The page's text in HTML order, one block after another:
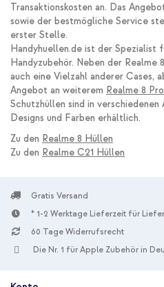
Transaktionskosten an. Das
sowie der bestmögliche Service
erster Stelle.
Handyhuellen.de ist der Spezialist
Handyzubehör. Neben der Realme
auch eine Vielzahl anderer Cases,
Angebot an weiterem Realme 8
Schutzhüllen sind in verschiedenen
Designs und Farben erhältlich.
Zu den Realme 8 Hüllen
Zu den Realme C21 Hüllen
Gratis Versand
* 1-2 Werktage Lieferzeit für
60 Tage Widerrufsrecht
Die Nr. 1 für Apple Zubehör in